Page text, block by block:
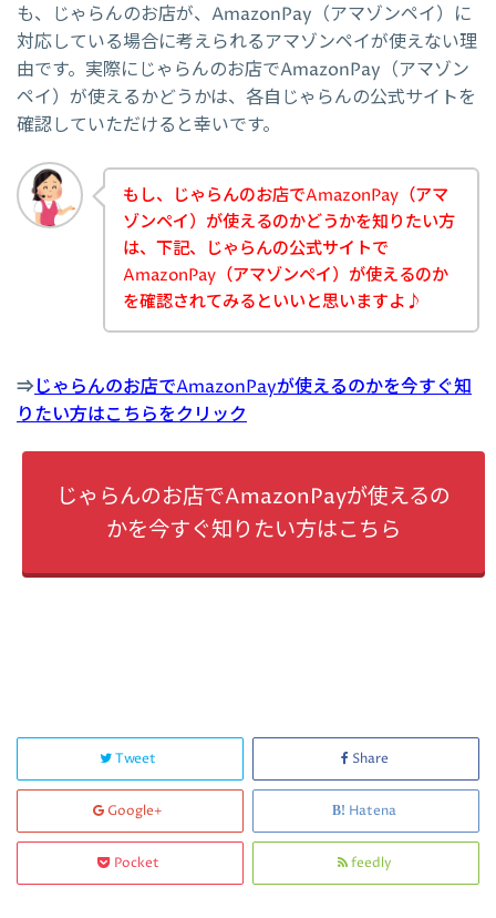
も、じゃらんのお店が、AmazonPay（アマゾンペイ）に
対応している場合に考えられるアマゾンペイが使えない理
由です。実際にじゃらんのお店でAmazonPay（アマゾン
ペイ）が使えるかどうかは、各自じゃらんの公式サイトを
確認していただけると幸いです。
もし、じゃらんのお店でAmazonPay（アマ
ゾンペイ）が使えるのかどうかを知りたい方
は、下記、じゃらんの公式サイトで
AmazonPay（アマゾンペイ）が使えるのか
を確認されてみるといいと思いますよ♪
⇒じゃらんのお店でAmazonPayが使えるのかを今すぐ知
りたい方はこちらをクリック
じゃらんのお店でAmazonPayが使えるの
かを今すぐ知りたい方はこちら
Tweet Share
Google+ Hatena
Pocket feedly